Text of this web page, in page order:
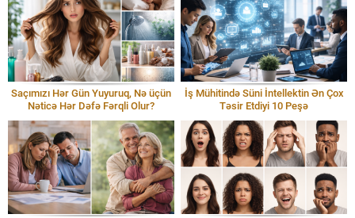
Saçımızı Hər Gün Yuyuruq, Nə üçün
Nəticə Hər Dəfə Fərqli Olur?
İş Mühitində Süni İntellektin Ən Çox
Təsir Etdiyi 10 Peşə